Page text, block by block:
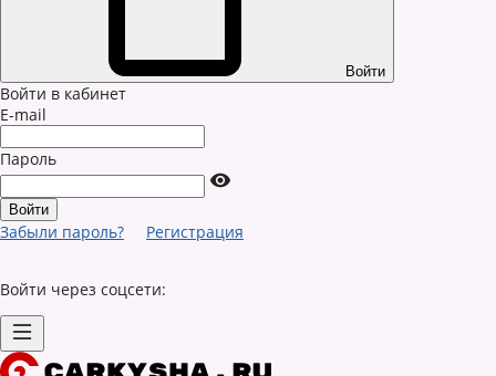
Войти
Войти в кабинет
E-mail
Пароль
Забыли пароль? Регистрация
Войти через соцсети: